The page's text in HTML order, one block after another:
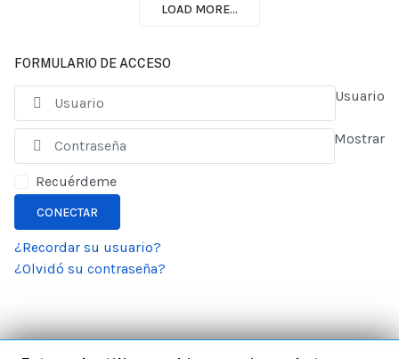
LOAD MORE...
FORMULARIO DE ACCESO
Usuario
Mostrar
Recuérdeme
CONECTAR
¿Recordar su usuario?
¿Olvidó su contraseña?